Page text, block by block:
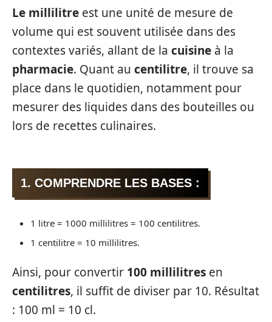
Le millilitre est une unité de mesure de
volume qui est souvent utilisée dans des
contextes variés, allant de la cuisine à la
pharmacie. Quant au centilitre, il trouve sa
place dans le quotidien, notamment pour
mesurer des liquides dans des bouteilles ou
lors de recettes culinaires.
1. COMPRENDRE LES BASES :
1 litre = 1000 millilitres = 100 centilitres.
1 centilitre = 10 millilitres.
Ainsi, pour convertir 100 millilitres en
centilitres, il suffit de diviser par 10. Résultat
: 100 ml = 10 cl.